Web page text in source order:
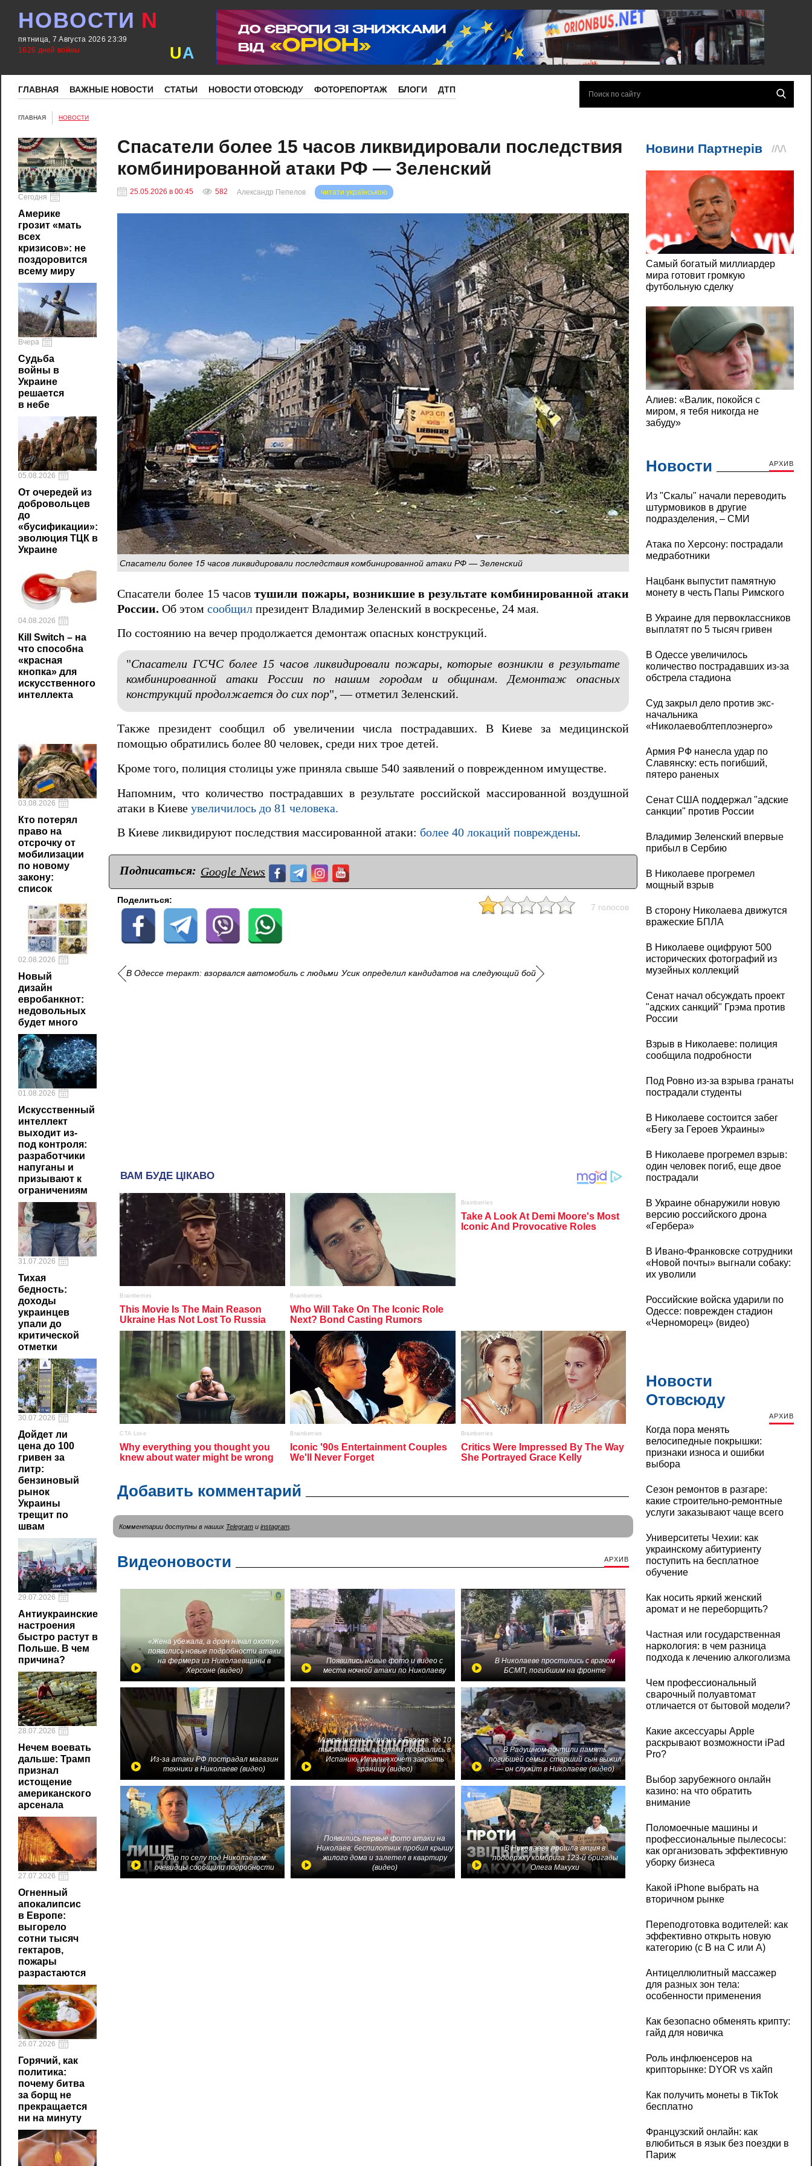
НОВОСТИ N
пятница, 7 Августа 2026 23:39
1626 дней войны
UA
ГЛАВНАЯ ВАЖНЫЕ НОВОСТИ СТАТЬИ НОВОСТИ ОТОВСЮДУ ФОТОРЕПОРТАЖ БЛОГИ ДТП
ГЛАВНАЯ НОВОСТИ
Сегодня
Америке
грозит «мать
всех
кризисов»: не
поздоровится
всему миру
Вчера
Судьба
войны в
Украине
решается
в небе
05.08.2026
От очередей из
добровольцев
до
«бусификации»:
эволюция ТЦК в
Украине
04.08.2026
Кill Switch – на
что способна
«красная
кнопка» для
искусственного
интеллекта
03.08.2026
Кто потерял
право на
отсрочку от
мобилизации
по новому
закону:
список
02.08.2026
Новый
дизайн
евробанкнот:
недовольных
будет много
01.08.2026
Искусственный
интеллект
выходит из-
под контроля:
разработчики
напуганы и
призывают к
ограничениям
31.07.2026
Тихая
бедность:
доходы
украинцев
упали до
критической
отметки
30.07.2026
Дойдет ли
цена до 100
гривен за
литр:
бензиновый
рынок
Украины
трещит по
швам
29.07.2026
Антиукраинские
настроения
быстро растут в
Польше. В чем
причина?
28.07.2026
Нечем воевать
дальше: Трамп
признал
истощение
американского
арсенала
27.07.2026
Огненный
апокалипсис
в Европе:
выгорело
сотни тысяч
гектаров,
пожары
разрастаются
26.07.2026
Горячий, как
политика:
почему битва
за борщ не
прекращается
ни на минуту
Спасатели более 15 часов ликвидировали последствия
комбинированной атаки РФ — Зеленский
25.05.2026 в 00:45 582 читати українською
Александр Пепелов
Спасатели более 15 часов ликвидировали последствия комбинированной атаки РФ — Зеленский
Спасатели более 15 часовтушили пожары, возникшие в результате комбинированной атаки
России. Об этом сообщил президент Владимир Зеленский в воскресенье, 24 мая.
По состоянию на вечер продолжается демонтаж опасных конструкций.
"Спасатели ГСЧС более 15 часов ликвидировали пожары, которые возникли в результате
комбинированной атаки России по нашим городам и общинам. Демонтаж опасных
конструкций продолжается до сих пор", — отметил Зеленский.
Также президент сообщил об увеличении числа пострадавших. В Киеве за медицинской
помощью обратились более 80 человек, среди них трое детей.
Кроме того, полиция столицы уже приняла свыше 540 заявлений о поврежденном имуществе.
Напомним, что количество пострадавших в результате российской массированной воздушной
атаки в Киеве увеличилось до 81 человека.
В Киеве ликвидируют последствия массированной атаки: более 40 локаций повреждены.
Подписаться: Google News
Поделиться:
7 голосов
В Одессе теракт: взорвался автомобиль с людьми Усик определил кандидатов на следующий бой
Добавить комментарий
Комментарии доступны в наших Telegram и instagram.
Видеоновости АРХИВ
«Жена убежала, а дрон начал охоту»:
появились новые подробности атаки
на фермера из Николаевщины в
Херсоне (видео)
Появились новые фото и видео с
места ночной атаки по Николаеву
В Николаеве простились с врачом
БСМП, погибшим на фронте
Из-за атаки РФ пострадал магазин
техники в Николаеве (видео)
Миграционный кризис в Европе: до 10
тысяч человек за сутки прорвались в
Испанию, Италия хочет закрыть
границу (видео)
В Радушном почтили память
погибшей семьи: старший сын выжил
— он служит в Николаеве (видео)
Удар по селу под Николаевом:
очевидцы сообщили подробности
Появились первые фото атаки на
Николаев: беспилотник пробил крышу
жилого дома и залетел в квартиру
(видео)
В Николаеве прошла акция в
поддержку комбрига 123-й бригады
Олега Макухи
Новости АРХИВ
Из "Скалы" начали переводить
штурмовиков в другие
подразделения, – СМИ
Атака по Херсону: пострадали
медработники
Нацбанк выпустит памятную
монету в честь Папы Римского
В Украине для первоклассников
выплатят по 5 тысяч гривен
В Одессе увеличилось
количество пострадавших из-за
обстрела стадиона
Суд закрыл дело против экс-
начальника
«Николаевоблтеплоэнерго»
Армия РФ нанесла удар по
Славянску: есть погибший,
пятеро раненых
Сенат США поддержал "адские
санкции" против России
Владимир Зеленский впервые
прибыл в Сербию
В Николаеве прогремел
мощный взрыв
В сторону Николаева движутся
вражеские БПЛА
В Николаеве оцифруют 500
исторических фотографий из
музейных коллекций
Сенат начал обсуждать проект
"адских санкций" Грэма против
России
Взрыв в Николаеве: полиция
сообщила подробности
Под Ровно из-за взрыва гранаты
пострадали студенты
В Николаеве состоится забег
«Бегу за Героев Украины»
В Николаеве прогремел взрыв:
один человек погиб, еще двое
пострадали
В Украине обнаружили новую
версию российского дрона
«Гербера»
В Ивано-Франковске сотрудники
«Новой почты» выгнали собаку:
их уволили
Российские войска ударили по
Одессе: поврежден стадион
«Черноморец» (видео)
Новости
Отовсюду
АРХИВ
Когда пора менять
велосипедные покрышки:
признаки износа и ошибки
выбора
Сезон ремонтов в разгаре:
какие строительно-ремонтные
услуги заказывают чаще всего
Университеты Чехии: как
украинскому абитуриенту
поступить на бесплатное
обучение
Как носить яркий женский
аромат и не переборщить?
Частная или государственная
наркология: в чем разница
подхода к лечению алкоголизма
Чем профессиональный
сварочный полуавтомат
отличается от бытовой модели?
Какие аксессуары Apple
раскрывают возможности iPad
Pro?
Выбор зарубежного онлайн
казино: на что обратить
внимание
Поломоечные машины и
профессиональные пылесосы:
как организовать эффективную
уборку бизнеса
Какой iPhone выбрать на
вторичном рынке
Переподготовка водителей: как
эффективно открыть новую
категорию (с B на C или А)
Антицеллюлитный массажер
для разных зон тела:
особенности применения
Как безопасно обменять крипту:
гайд для новичка
Роль инфлюенсеров на
крипторынке: DYOR vs хайп
Как получить монеты в TikTok
бесплатно
Французский онлайн: как
влюбиться в язык без поездки в
Париж